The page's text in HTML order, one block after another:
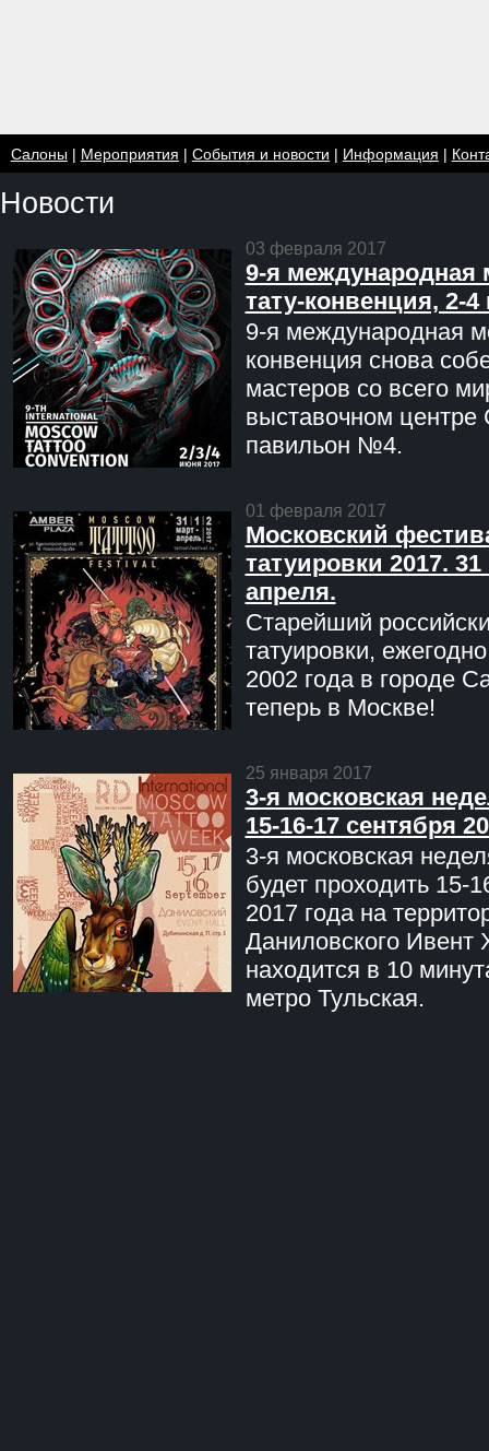
Салоны| Мероприятия | События и новости | Информация |
Новости
03 февраля 2017
9-я международная
тату-конвенция, 2-
9-я международная
конвенция снова
мастеров со всего
выставочном центре
павильон №4.
01 февраля 2017
Московский
татуировки 2017. 31
апреля.
Старейший
татуировки,
2002 года в городе
теперь в Москве!
25 января 2017
3-я московская
15-16-17 сентября
3-я московская
будет проходить 15-
2017 года на
Даниловского Ивент
находится в 10
метро Тульская.